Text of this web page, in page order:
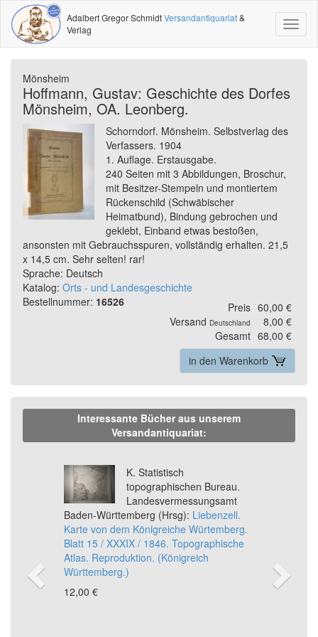
Adalbert Gregor SchmidtVersandantiquariat&
Verlag
Mönsheim
Hoffmann, Gustav: Geschichte des Dorfes
Mönsheim, OA. Leonberg.
Schorndorf. Mönsheim. Selbstverlag des
Verfassers. 1904
1. Auflage. Erstausgabe.
240 Seiten mit 3 Abbildungen, Broschur,
mit Besitzer-Stempeln und montiertem
Rückenschild (Schwäbischer
Heimatbund), Bindung gebrochen und
geklebt, Einband etwas bestoßen,
ansonsten mit Gebrauchsspuren, vollständig erhalten. 21,5
x 14,5 cm. Sehr selten! rar!
Sprache: Deutsch
Katalog: Orts - und Landesgeschichte
Bestellnummer: 16526 Preis 60,00 €
Versand Deutschland
8,00 €
Gesamt 68,00 €
in den Warenkorb
Interessante Bücher aus unserem
Versandantiquariat:
K. Statistisch
topographischen Bureau.
Landesvermessungsamt
Baden-Württemberg (Hrsg): Liebenzell.
Karte von dem Königreiche Würtemberg.
Blatt 15 / XXXIX / 1846. Topographische
Atlas. Reproduktion. (Königreich
Württemberg.)
12,00 €
Previous